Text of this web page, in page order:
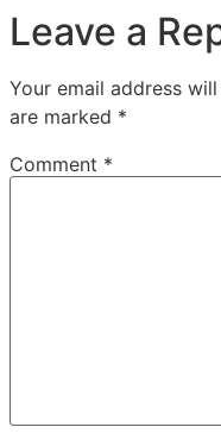
Leave a
Your email address
are marked *
Comment *